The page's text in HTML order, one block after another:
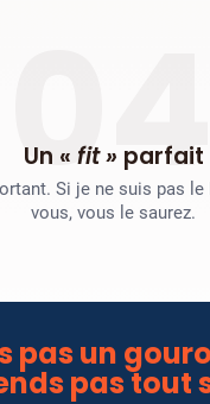
04
Un « fit » parfait
Si je ne suis pas le
vous, vous le saurez.
pas un
pas tout